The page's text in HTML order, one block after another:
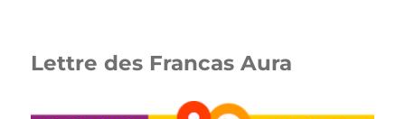
Lettre des Francas Aura